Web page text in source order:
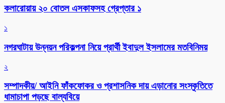
কলারোয়ায় ২০ বোতল এসকাফসহ গ্রেপ্তার ১
১
নগরঘাটায় উন্নয়ন পরিকল্পনা নিয়ে প্রার্থী ইবাদুল ইসলামের মতবিনিময়
২
সম্পাদকীয়/ আইনি ফাঁকফোকর ও প্রশাসনিক দায় এড়ানোর সংস্কৃতিতে
ধামাচাপা পড়ছে বাল্যবিয়ে